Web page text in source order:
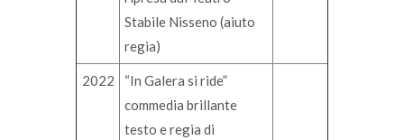
Stabile Nisseno (aiuto
regia)
2022
“In Galera si ride”
commedia brillante
testo e regia di